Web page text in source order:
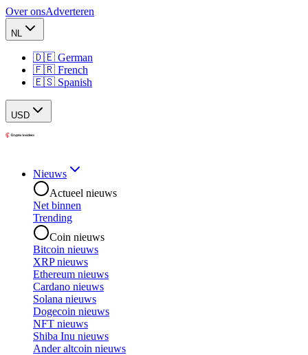
Over onsAdverteren
NL
🇩🇪 German
🇫🇷 French
🇪🇸 Spanish
USD
Nieuws
Actueel nieuws
Net binnen
Trending
Coin nieuws
Bitcoin nieuws
XRP nieuws
Ethereum nieuws
Cardano nieuws
Solana nieuws
Dogecoin nieuws
NFT nieuws
Shiba Inu nieuws
Ander altcoin nieuws